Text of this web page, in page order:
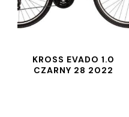
KROSS EVADO 1.0
CZARNY 28 2022